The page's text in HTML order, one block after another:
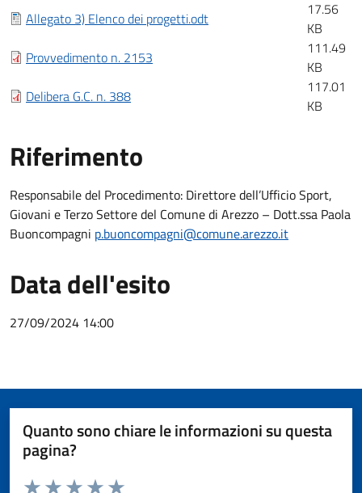
Allegato 3) Elenco dei progetti.odt
17.56
KB
Provvedimento n. 2153
111.49
KB
Delibera G.C. n. 388
117.01
KB
Riferimento
Riferimento
Responsabile del Procedimento: Direttore dell’Ufficio Sport,
Giovani e Terzo Settore del Comune di Arezzo – Dott.ssa Paola
Buoncompagni p.buoncompagni@comune.arezzo.it
Data dell'esito
27/09/2024 14:00
Quanto sono chiare le informazioni su questa
pagina?
Valuta da 1 a 5 stelle la pagina